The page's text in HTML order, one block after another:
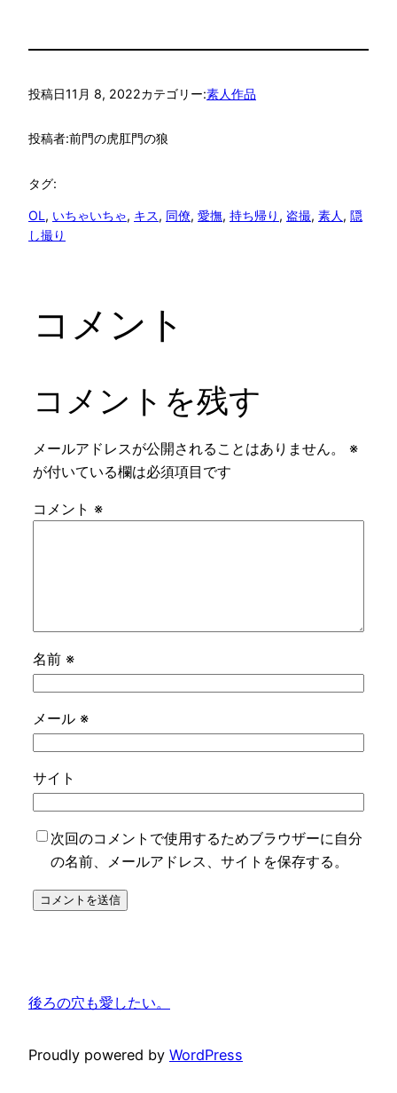
投稿日11月 8, 2022カテゴリー:素人作品
投稿者:前門の虎肛門の狼
タグ:
OL, いちゃいちゃ, キス, 同僚, 愛撫, 持ち帰り , 盗撮, 素人 , 隠
し撮り
コメント
コメントを残す
メールアドレスが公開されることはありません。
※
が付いている欄は必須項目です
コメント ※
名前 ※
メール ※
サイト
次回のコメントで使用するためブラウザーに自分
の名前、メールアドレス、サイトを保存する。
後ろの穴も愛したい。
Proudly powered by WordPress